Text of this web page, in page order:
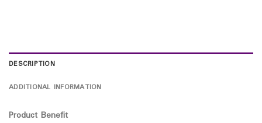
DESCRIPTION
ADDITIONAL INFORMATION
Product Benefit